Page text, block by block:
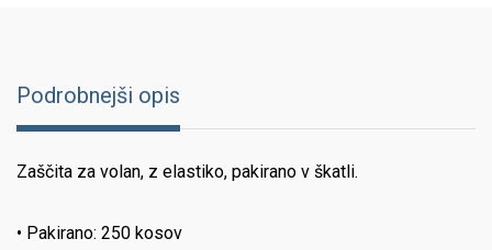
Podrobnejši opis
Zaščita za volan, z elastiko, pakirano v škatli.
• Pakirano: 250 kosov